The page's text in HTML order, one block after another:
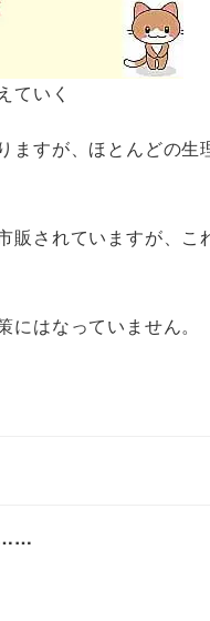
ていく
すが、ほとんどの生
されていますが、こ
はなっていません。